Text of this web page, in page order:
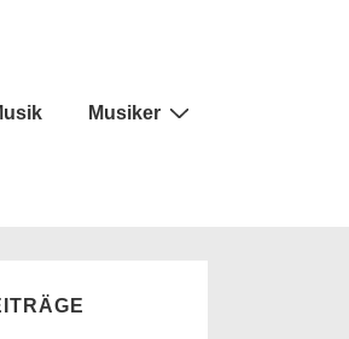
Musiker